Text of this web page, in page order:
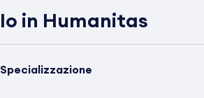
Io in Humanitas
Specializzazione